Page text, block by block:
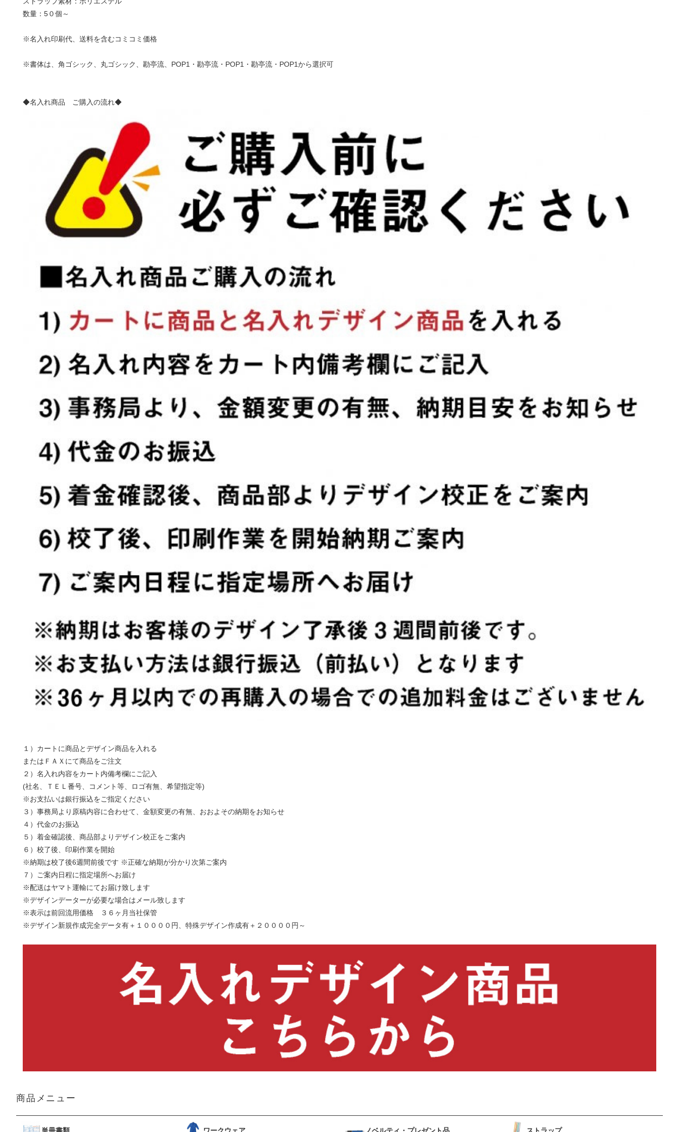
数量：5０個～
※名入れ印刷代、送料を含むコミコミ価格
※書体は、角ゴシック、丸ゴシック、勘亭流、POP1・勘亭流・POP1・勘亭流・POP1から選択可
◆名入れ商品 ご購入の流れ◆
１）カートに商品とデザイン商品を入れる
またはＦＡＸにて商品をご注文
２）名入れ内容をカート内備考欄にご記入
(社名、ＴＥＬ番号、コメント等、ロゴ有無、希望指定等)
※お支払いは銀行振込をご指定ください
３）事務局より原稿内容に合わせて、金額変更の有無、おおよその納期をお知らせ
４）代金のお振込
５）着金確認後、商品部よりデザイン校正をご案内
６）校了後、印刷作業を開始
※納期は校了後6週間前後です ※正確な納期が分かり次第ご案内
７）ご案内日程に指定場所へお届け
※配送はヤマト運輸にてお届け致します
※デザインデーターが必要な場合はメール致します
※表示は前回流用価格 ３６ヶ月当社保管
※デザイン新規作成完全データ有＋１００００円、特殊デザイン作成有＋２００００円～
商品メニュー
単冊書類 ワークウェア ノベルティ・プレゼント品 ストラップ